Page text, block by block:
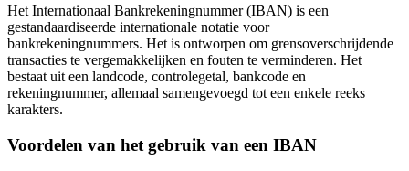
Het Internationaal Bankrekeningnummer (IBAN) is een
gestandaardiseerde internationale notatie voor
bankrekeningnummers. Het is ontworpen om grensoverschrijdende
transacties te vergemakkelijken en fouten te verminderen. Het
bestaat uit een landcode, controlegetal, bankcode en
rekeningnummer, allemaal samengevoegd tot een enkele reeks
karakters.
Voordelen van het gebruik van een IBAN